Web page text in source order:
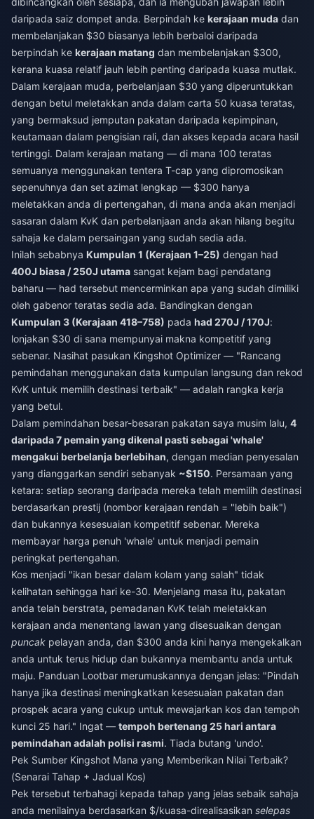
daripada saiz dompet anda. Berpindah ke kerajaan muda dan
membelanjakan $30 biasanya lebih berbaloi daripada
berpindah ke kerajaan matang dan membelanjakan $300,
kerana kuasa relatif jauh lebih penting daripada kuasa mutlak.
Dalam kerajaan muda, perbelanjaan $30 yang diperuntukkan
dengan betul meletakkan anda dalam carta 50 kuasa teratas,
yang bermaksud jemputan pakatan daripada kepimpinan,
keutamaan dalam pengisian rali, dan akses kepada acara hasil
tertinggi. Dalam kerajaan matang — di mana 100 teratas
semuanya menggunakan tentera T-cap yang dipromosikan
sepenuhnya dan set azimat lengkap — $300 hanya
meletakkan anda di pertengahan, di mana anda akan menjadi
sasaran dalam KvK dan perbelanjaan anda akan hilang begitu
sahaja ke dalam persaingan yang sudah sedia ada.
Inilah sebabnya Kumpulan 1 (Kerajaan 1–25) dengan had
400J biasa / 250J utama sangat kejam bagi pendatang
baharu — had tersebut mencerminkan apa yang sudah dimiliki
oleh gabenor teratas sedia ada. Bandingkan dengan
Kumpulan 3 (Kerajaan 418–758) pada had 270J / 170J:
lonjakan $30 di sana mempunyai makna kompetitif yang
sebenar. Nasihat pasukan Kingshot Optimizer — "Rancang
pemindahan menggunakan data kumpulan langsung dan rekod
KvK untuk memilih destinasi terbaik" — adalah rangka kerja
yang betul.
Dalam pemindahan besar-besaran pakatan saya musim lalu, 4
daripada 7 pemain yang dikenal pasti sebagai 'whale'
mengakui berbelanja berlebihan, dengan median penyesalan
yang dianggarkan sendiri sebanyak ~$150. Persamaan yang
ketara: setiap seorang daripada mereka telah memilih destinasi
berdasarkan prestij (nombor kerajaan rendah = "lebih baik")
dan bukannya kesesuaian kompetitif sebenar. Mereka
membayar harga penuh 'whale' untuk menjadi pemain
peringkat pertengahan.
Kos menjadi "ikan besar dalam kolam yang salah" tidak
kelihatan sehingga hari ke-30. Menjelang masa itu, pakatan
anda telah berstrata, pemadanan KvK telah meletakkan
kerajaan anda menentang lawan yang disesuaikan dengan
puncak pelayan anda, dan $300 anda kini hanya mengekalkan
anda untuk terus hidup dan bukannya membantu anda untuk
maju. Panduan Lootbar merumuskannya dengan jelas: "Pindah
hanya jika destinasi meningkatkan kesesuaian pakatan dan
prospek acara yang cukup untuk mewajarkan kos dan tempoh
kunci 25 hari." Ingat — tempoh bertenang 25 hari antara
pemindahan adalah polisi rasmi. Tiada butang 'undo'.
Pek Sumber Kingshot Mana yang Memberikan Nilai Terbaik?
(Senarai Tahap + Jadual Kos)
Pek tersebut terbahagi kepada tahap yang jelas sebaik sahaja
anda menilainya berdasarkan $/kuasa-direalisasikan selepas